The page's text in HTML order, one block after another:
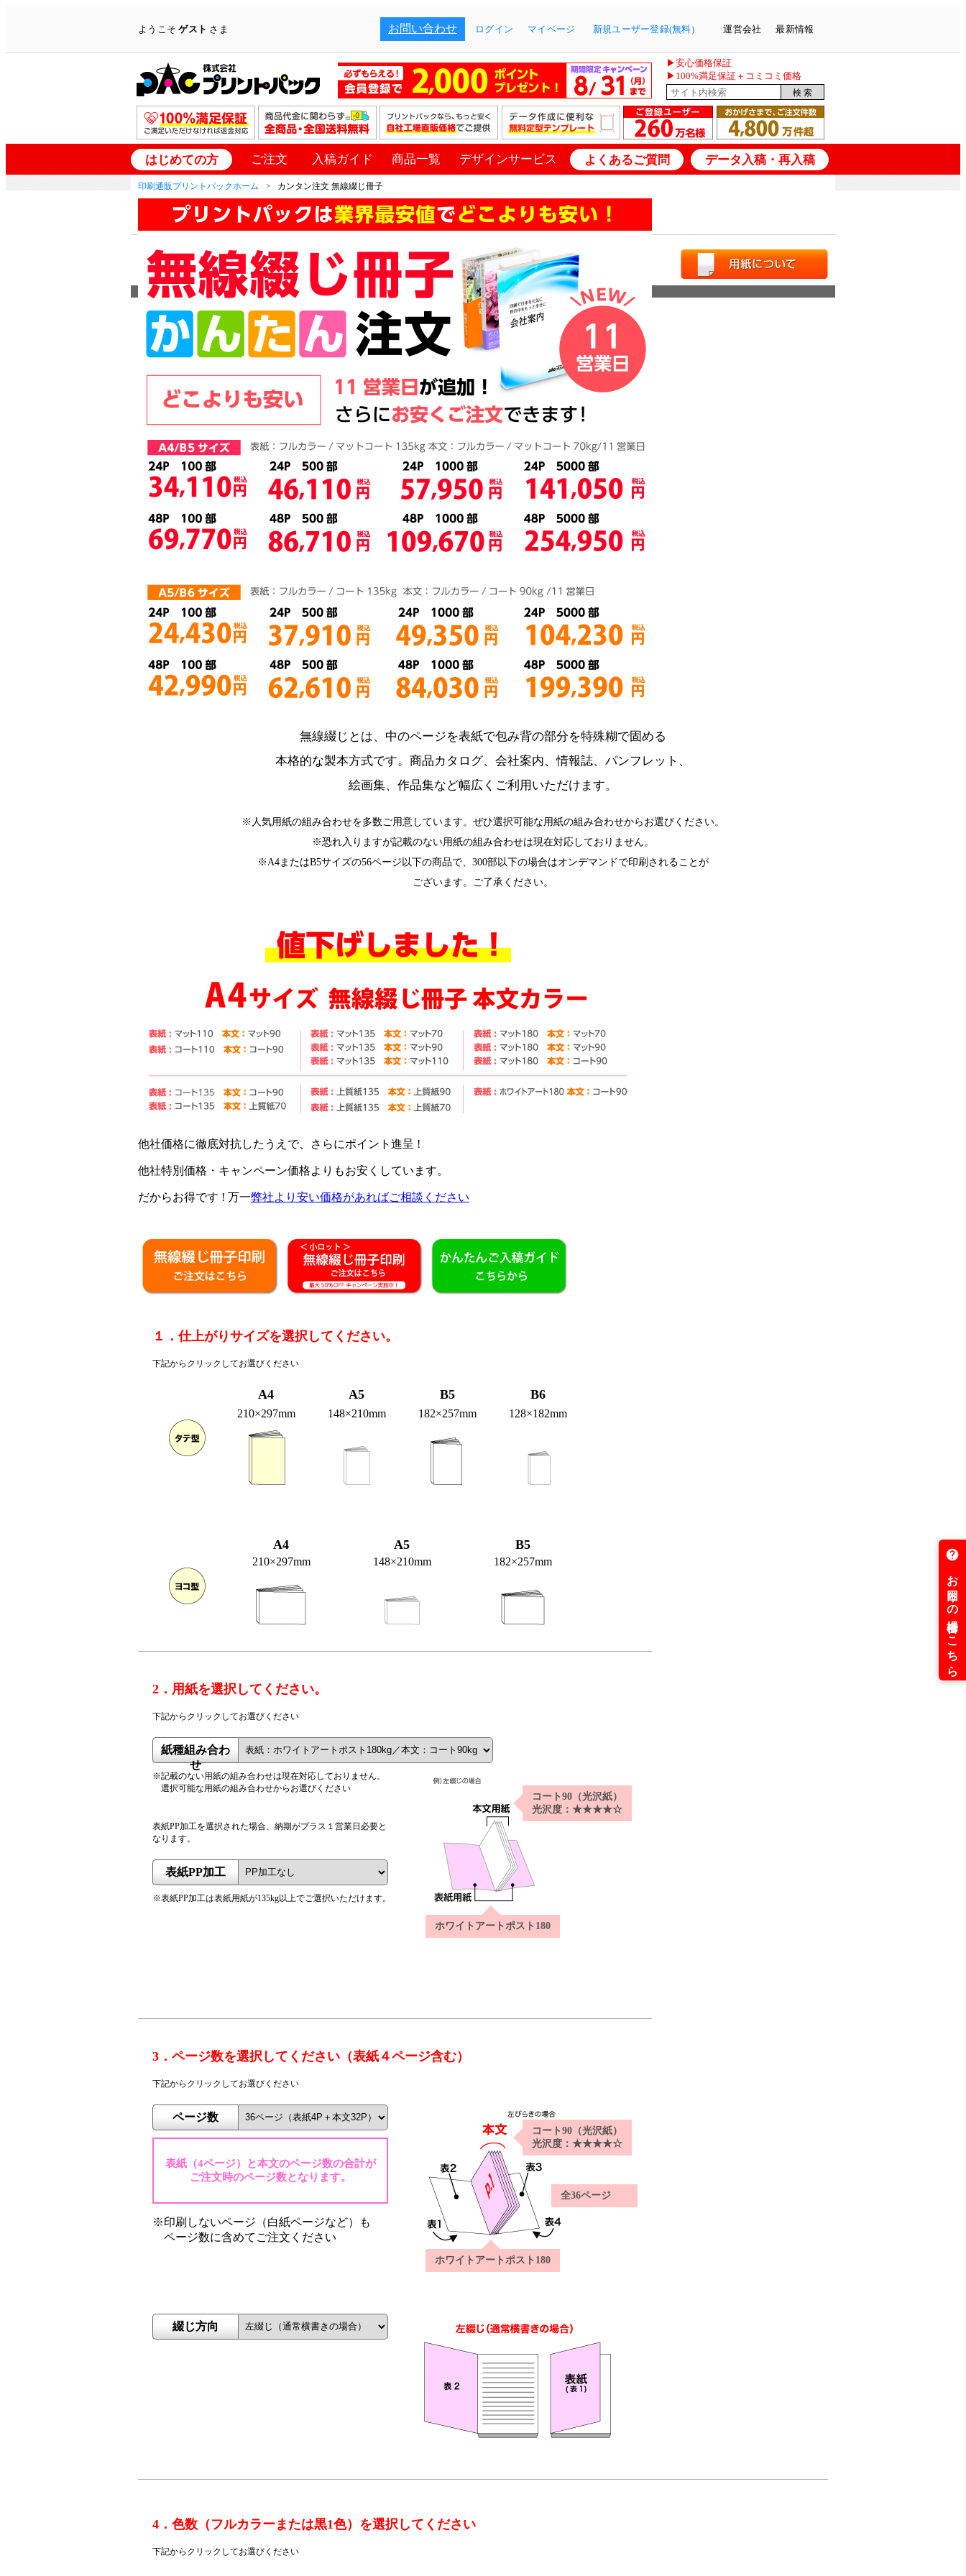
ようこそゲスト さま お問い合わせ ログイン マイページ 新規ユーザー登録(無料) 運営会社 最新情報
▶安心価格保証
▶100%満足保証＋コミコミ価格
はじめての方 ご注文 入稿ガイド 商品一覧 デザインサービス よくあるご質問 データ入稿・再入稿
印刷通販プリントパックホーム カンタン注文 無線綴じ冊子
無線綴じとは、中のページを表紙で包み背の部分を特殊糊で固める
本格的な製本方式です。商品カタログ、会社案内、情報誌、パンフレット、
絵画集、作品集など幅広くご利用いただけます。
※人気用紙の組み合わせを多数ご用意しています。ぜひ選択可能な用紙の組み合わせからお選びください。
※恐れ入りますが記載のない用紙の組み合わせは現在対応しておりません。
※A4またはB5サイズの56ページ以下の商品で、300部以下の場合はオンデマンドで印刷されることが
ございます。ご了承ください。
他社価格に徹底対抗したうえで、 さらにポイント進呈 !
他社特別価格・キャンペーン価格よりもお安くしています。
だからお得です ! 万一弊社より安い価格があればご相談ください
１．仕上がりサイズを選択してください。
下記からクリックしてお選びください
A4 A5 B5 B6
210×297mm 148×210mm 182×257mm 128×182mm
A4 A5 B5
210×297mm 148×210mm 182×257mm
2．用紙を選択してください。
下記からクリックしてお選びください
紙種組み合わ
せ
コート90（光沢紙）
光沢度：★★★★☆
ホワイトアートポスト180
※記載のない用紙の組み合わせは現在対応しておりません。
選択可能な用紙の組み合わせからお選びください
表紙PP加工を選択された場合、納期がプラス１営業日必要と
なります。
表紙PP加工
※表紙PP加工は表紙用紙が135kg以上でご選択いただけます。
3．ページ数を選択してください（表紙４ページ含む）
下記からクリックしてお選びください
コート90（光沢紙）
光沢度：★★★★☆
ホワイトアートポスト180
全36ページ
ページ数
表紙（4ページ）と本文のページ数の合計が
ご注文時のページ数となります。
※印刷しないページ（白紙ページなど）も
ページ数に含めてご注文ください
綴じ方向
4．色数（フルカラーまたは黒1色）を選択してください
下記からクリックしてお選びください